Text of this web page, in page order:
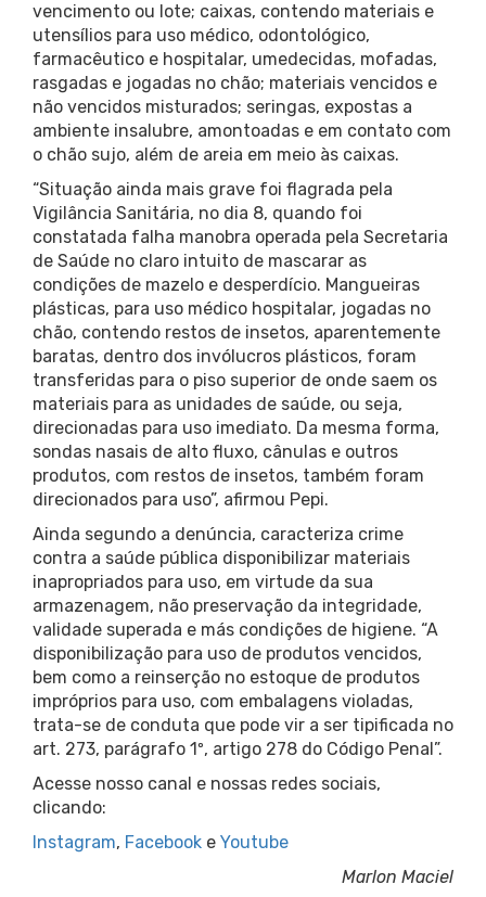
vencimento ou lote; caixas, contendo materiais e
utensílios para uso médico, odontológico,
farmacêutico e hospitalar, umedecidas, mofadas,
rasgadas e jogadas no chão; materiais vencidos e
não vencidos misturados; seringas, expostas a
ambiente insalubre, amontoadas e em contato com
o chão sujo, além de areia em meio às caixas.
“Situação ainda mais grave foi flagrada pela
Vigilância Sanitária, no dia 8, quando foi
constatada falha manobra operada pela Secretaria
de Saúde no claro intuito de mascarar as
condições de mazelo e desperdício. Mangueiras
plásticas, para uso médico hospitalar, jogadas no
chão, contendo restos de insetos, aparentemente
baratas, dentro dos invólucros plásticos, foram
transferidas para o piso superior de onde saem os
materiais para as unidades de saúde, ou seja,
direcionadas para uso imediato. Da mesma forma,
sondas nasais de alto fluxo, cânulas e outros
produtos, com restos de insetos, também foram
direcionados para uso”, afirmou Pepi.
Ainda segundo a denúncia, caracteriza crime
contra a saúde pública disponibilizar materiais
inapropriados para uso, em virtude da sua
armazenagem, não preservação da integridade,
validade superada e más condições de higiene. “A
disponibilização para uso de produtos vencidos,
bem como a reinserção no estoque de produtos
impróprios para uso, com embalagens violadas,
trata-se de conduta que pode vir a ser tipificada no
art. 273, parágrafo 1º, artigo 278 do Código Penal”.
Acesse nosso canal e nossas redes sociais,
clicando:
Instagram, Facebook e Youtube
Marlon Maciel